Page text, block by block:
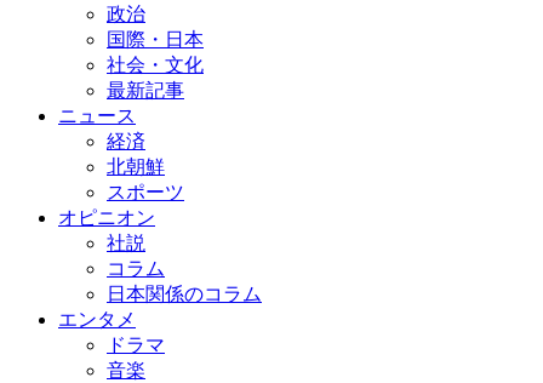
政治
国際・日本
社会・文化
最新記事
ニュース
経済
北朝鮮
スポーツ
オピニオン
社説
コラム
日本関係のコラム
エンタメ
ドラマ
音楽